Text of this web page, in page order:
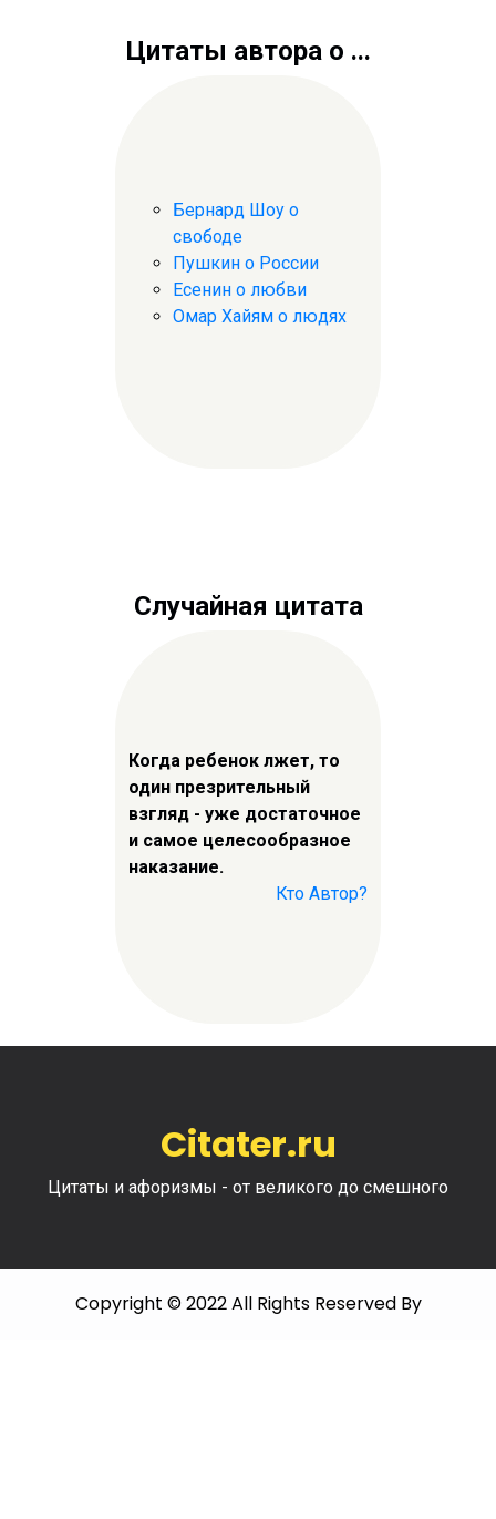
Цитаты автора о ...
Бернард Шоу о
свободе
Пушкин о России
Есенин о любви
Омар Хайям о людях
Случайная цитата
Когда ребенок лжет, то
один презрительный
взгляд - уже достаточное
и самое целесообразное
наказание.
Кто Автор?
Citater.ru
Цитаты и афоризмы - от великого до смешного
Copyright © 2022 All Rights Reserved By